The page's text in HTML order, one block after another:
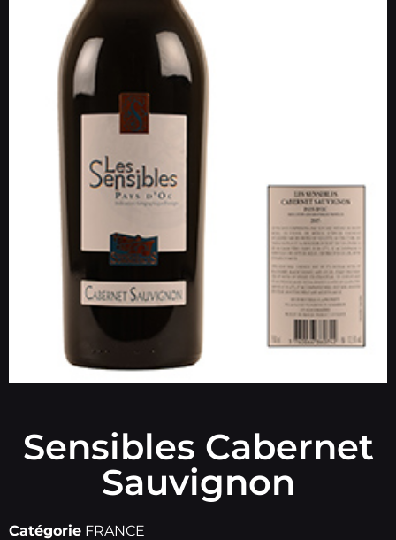
Sensibles Cabernet
Sauvignon
Catégorie FRANCE